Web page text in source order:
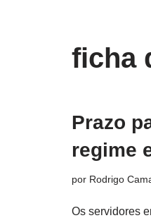
ficha
Prazo
regime
por Rodrigo
Os servidores